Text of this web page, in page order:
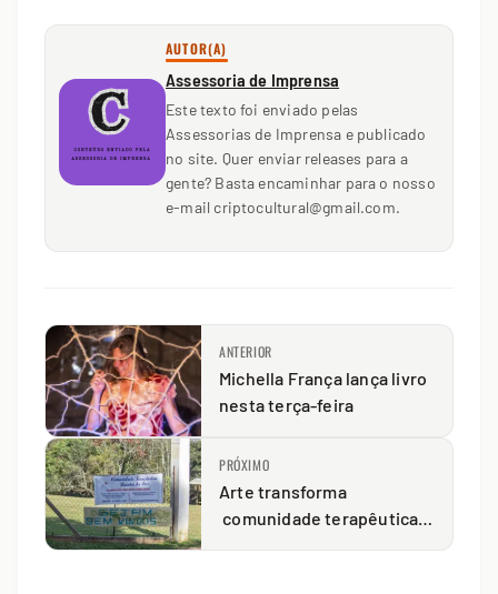
AUTOR(A)
Assessoria de Imprensa
Este texto foi enviado pelas
Assessorias de Imprensa e publicado
no site. Quer enviar releases para a
gente? Basta encaminhar para o nosso
e-mail criptocultural@gmail.com.
ANTERIOR
Michella França lança livro
nesta terça-feira
PRÓXIMO
Arte transforma
comunidade terapêutica